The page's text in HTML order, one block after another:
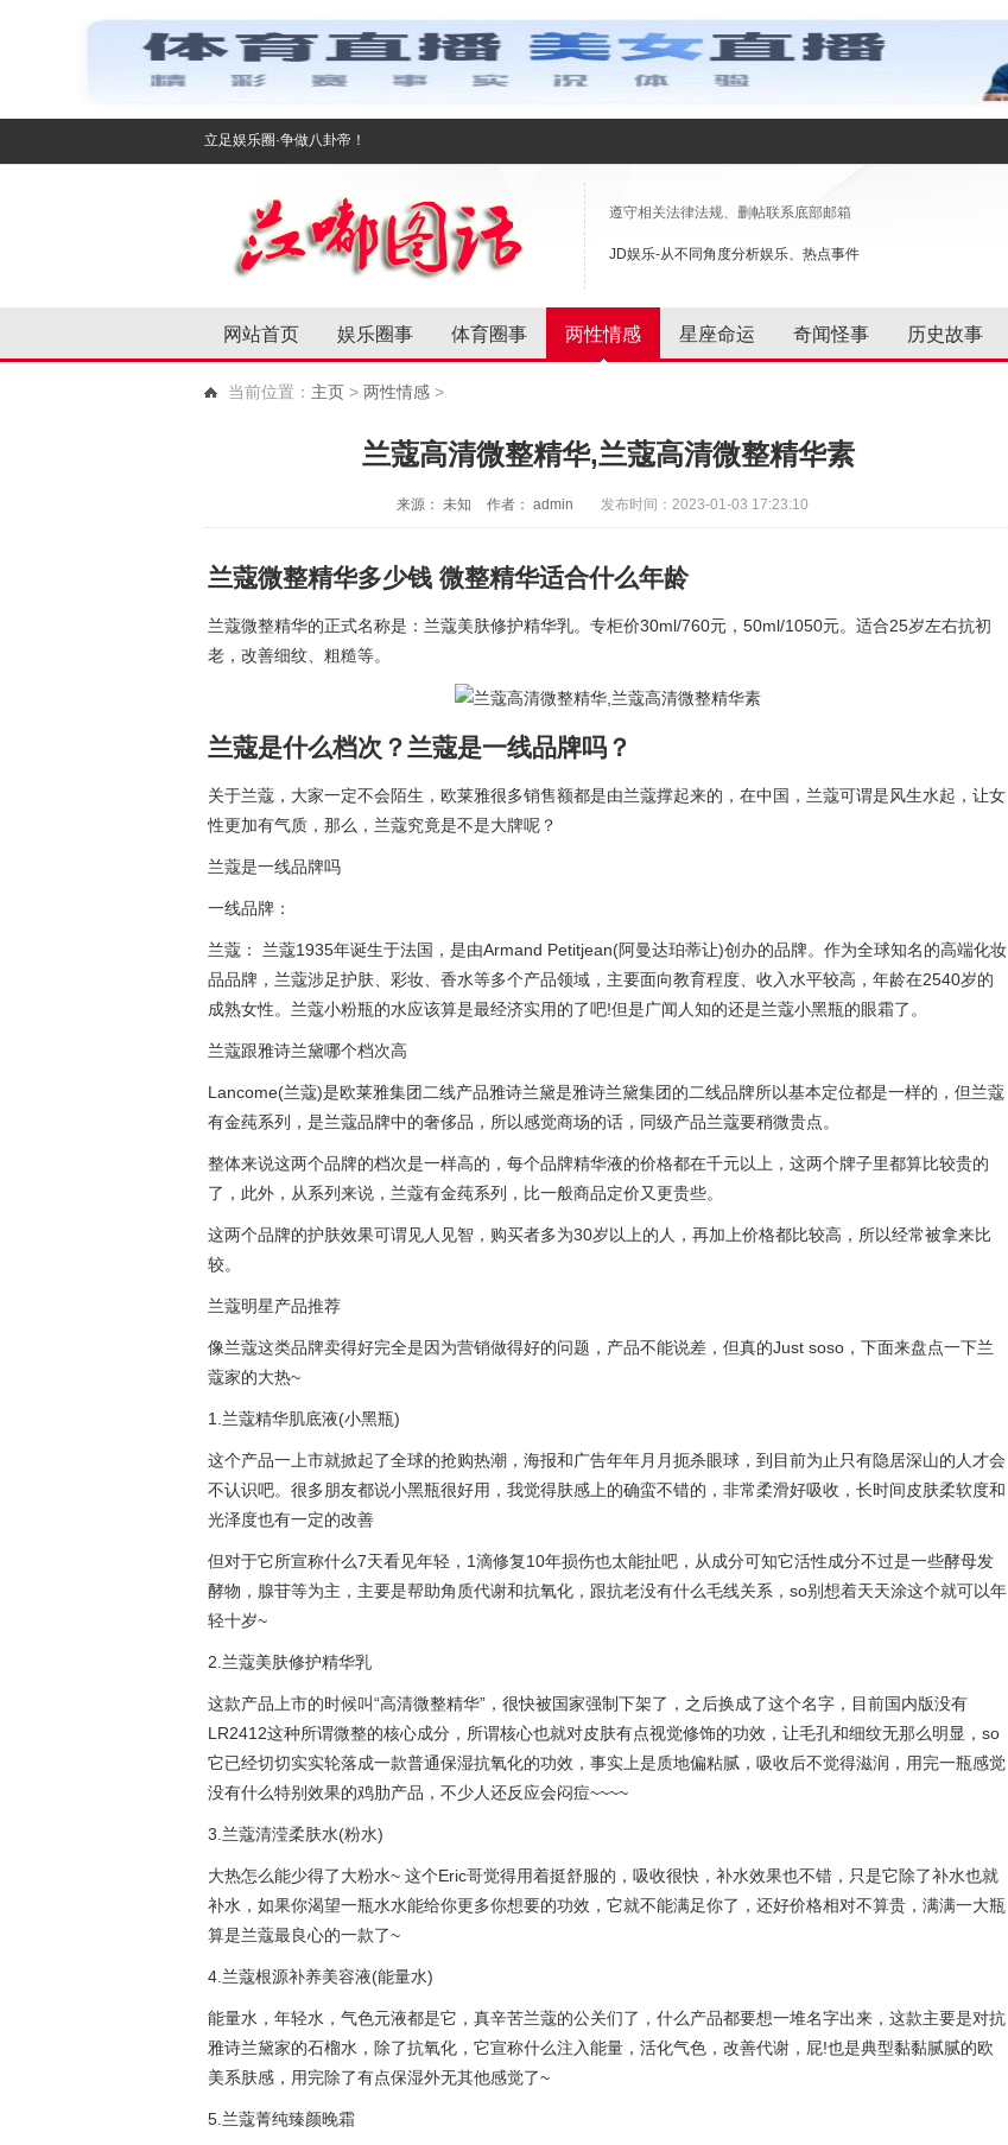
立足娱乐圈·争做八卦帝！
遵守相关法律法规、删帖联系底部邮箱
JD娱乐-从不同角度分析娱乐、热点事件
网站首页 娱乐圈事 体育圈事 两性情感 星座命运 奇闻怪事 历史故事
当前位置： 主页 > 两性情感 >
兰蔻高清微整精华,兰蔻高清微整精华素
来源： 未知 作者： admin 发布时间：2023-01-03 17:23:10
兰蔻微整精华多少钱 微整精华适合什么年龄
兰蔻微整精华的正式名称是：兰蔻美肤修护精华乳。专柜价30ml/760元，50ml/1050元。适合25岁左右抗初
老，改善细纹、粗糙等。
兰蔻是什么档次？兰蔻是一线品牌吗？
关于兰蔻，大家一定不会陌生，欧莱雅很多销售额都是由兰蔻撑起来的，在中国，兰蔻可谓是风生水起，让女
性更加有气质，那么，兰蔻究竟是不是大牌呢？
兰蔻是一线品牌吗
一线品牌：
兰蔻： 兰蔻1935年诞生于法国，是由Armand Petitjean(阿曼达珀蒂让)创办的品牌。作为全球知名的高端化妆
品品牌，兰蔻涉足护肤、彩妆、香水等多个产品领域，主要面向教育程度、收入水平较高，年龄在2540岁的
成熟女性。兰蔻小粉瓶的水应该算是最经济实用的了吧!但是广闻人知的还是兰蔻小黑瓶的眼霜了。
兰蔻跟雅诗兰黛哪个档次高
Lancome(兰蔻)是欧莱雅集团二线产品雅诗兰黛是雅诗兰黛集团的二线品牌所以基本定位都是一样的，但兰蔻
有金莼系列，是兰蔻品牌中的奢侈品，所以感觉商场的话，同级产品兰蔻要稍微贵点。
整体来说这两个品牌的档次是一样高的，每个品牌精华液的价格都在千元以上，这两个牌子里都算比较贵的
了，此外，从系列来说，兰蔻有金莼系列，比一般商品定价又更贵些。
这两个品牌的护肤效果可谓见人见智，购买者多为30岁以上的人，再加上价格都比较高，所以经常被拿来比
较。
兰蔻明星产品推荐
像兰蔻这类品牌卖得好完全是因为营销做得好的问题，产品不能说差，但真的Just soso，下面来盘点一下兰
蔻家的大热~
1.兰蔻精华肌底液(小黑瓶)
这个产品一上市就掀起了全球的抢购热潮，海报和广告年年月月扼杀眼球，到目前为止只有隐居深山的人才会
不认识吧。很多朋友都说小黑瓶很好用，我觉得肤感上的确蛮不错的，非常柔滑好吸收，长时间皮肤柔软度和
光泽度也有一定的改善
但对于它所宣称什么7天看见年轻，1滴修复10年损伤也太能扯吧，从成分可知它活性成分不过是一些酵母发
酵物，腺苷等为主，主要是帮助角质代谢和抗氧化，跟抗老没有什么毛线关系，so别想着天天涂这个就可以年
轻十岁~
2.兰蔻美肤修护精华乳
这款产品上市的时候叫“高清微整精华”，很快被国家强制下架了，之后换成了这个名字，目前国内版没有
LR2412这种所谓微整的核心成分，所谓核心也就对皮肤有点视觉修饰的功效，让毛孔和细纹无那么明显，so
它已经切切实实轮落成一款普通保湿抗氧化的功效，事实上是质地偏粘腻，吸收后不觉得滋润，用完一瓶感觉
没有什么特别效果的鸡肋产品，不少人还反应会闷痘~~~~
3.兰蔻清滢柔肤水(粉水)
大热怎么能少得了大粉水~ 这个Eric哥觉得用着挺舒服的，吸收很快，补水效果也不错，只是它除了补水也就
补水，如果你渴望一瓶水水能给你更多你想要的功效，它就不能满足你了，还好价格相对不算贵，满满一大瓶
算是兰蔻最良心的一款了~
4.兰蔻根源补养美容液(能量水)
能量水，年轻水，气色元液都是它，真辛苦兰蔻的公关们了，什么产品都要想一堆名字出来，这款主要是对抗
雅诗兰黛家的石榴水，除了抗氧化，它宣称什么注入能量，活化气色，改善代谢，屁!也是典型黏黏腻腻的欧
美系肤感，用完除了有点保湿外无其他感觉了~
5.兰蔻菁纯臻颜晚霜